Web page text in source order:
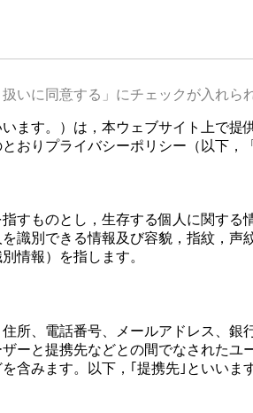
いに同意する」にチェックが入れら
ます。）は，本ウェブサイト上で提
おりプライバシーポリシー（以下，
すものとし，生存する個人に関する
識別できる情報及び容貌，指紋，
情報）を指します。
所、電話番号、メールアドレス、
ーと提携先などとの間でなされた
含みます。以下，｢提携先｣といいま